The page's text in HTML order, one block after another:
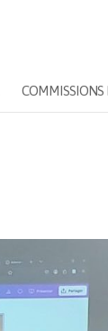
COMMISSIONS